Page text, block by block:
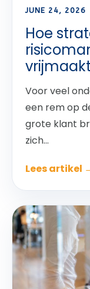
JUNE 24, 2026
Hoe
Voor veel
een rem op
grote klant
zich...
Lees artikel